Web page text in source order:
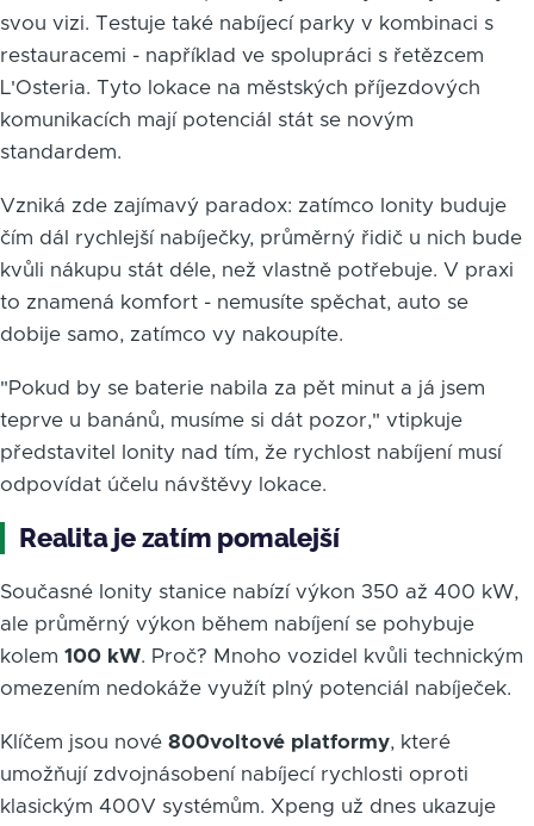
svou vizi. Testuje také nabíjecí parky v kombinaci s
restauracemi - například ve spolupráci s řetězcem
L'Osteria. Tyto lokace na městských příjezdových
komunikacích mají potenciál stát se novým
standardem.
Vzniká zde zajímavý paradox: zatímco Ionity buduje
čím dál rychlejší nabíječky, průměrný řidič u nich bude
kvůli nákupu stát déle, než vlastně potřebuje. V praxi
to znamená komfort - nemusíte spěchat, auto se
dobije samo, zatímco vy nakoupíte.
"Pokud by se baterie nabila za pět minut a já jsem
teprve u banánů, musíme si dát pozor," vtipkuje
představitel Ionity nad tím, že rychlost nabíjení musí
odpovídat účelu návštěvy lokace.
Realita je zatím pomalejší
Současné Ionity stanice nabízí výkon 350 až 400 kW,
ale průměrný výkon během nabíjení se pohybuje
kolem 100 kW. Proč? Mnoho vozidel kvůli technickým
omezením nedokáže využít plný potenciál nabíječek.
Klíčem jsou nové 800voltové platformy, které
umožňují zdvojnásobení nabíjecí rychlosti oproti
klasickým 400V systémům. Xpeng už dnes ukazuje